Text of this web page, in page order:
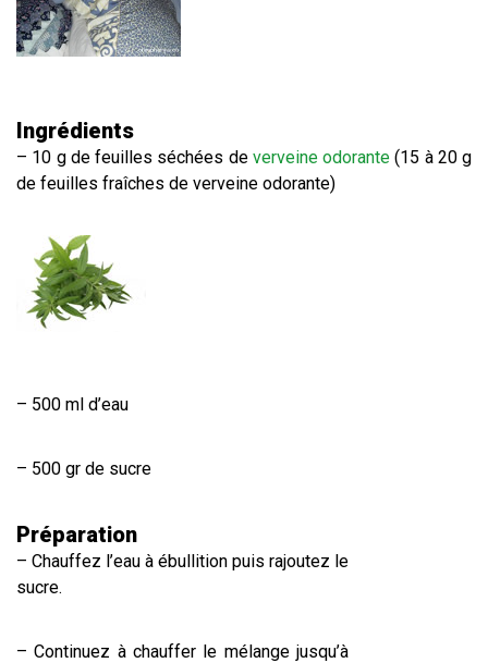
Ingrédients
– 10 g de feuilles séchées de verveine odorante (15 à 20 g
de feuilles fraîches de verveine odorante)
– 500 ml d’eau
– 500 gr de sucre
Préparation
– Chauffez l’eau à ébullition puis rajoutez le
sucre.
– Continuez à chauffer le mélange jusqu’à